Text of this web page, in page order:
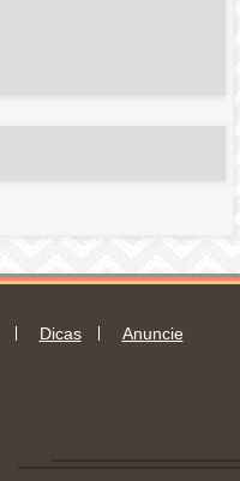
Dicas Anuncie